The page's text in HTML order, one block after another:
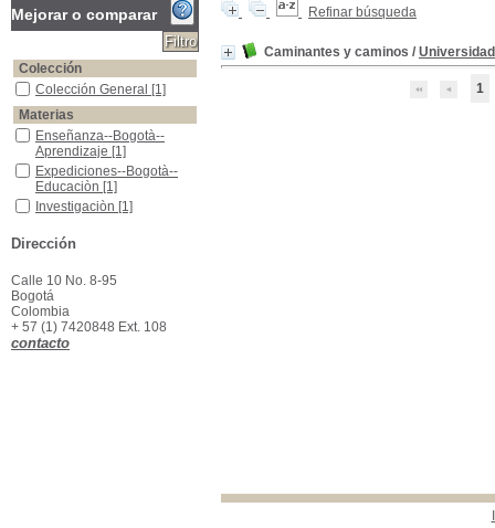
Refinar búsqueda
Caminantes y caminos /
1
Mejorar o comparar
Colección
Colección General
Colección General [1]
Materias
Enseñanza--Bogotà--Aprendizaje
Enseñanza--Bogotà--
Aprendizaje [1]
Expediciones--Bogotà--Educaciòn
Expediciones--Bogotà--
Educaciòn [1]
Investigaciòn
Investigaciòn [1]
Dirección
Calle 10 No. 8-95
Bogotá
Colombia
+ 57 (1) 7420848 Ext. 108
contacto